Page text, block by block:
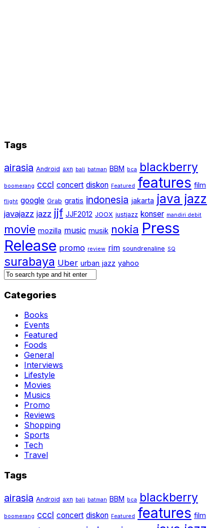
Tags
airasia Android axn bali batman BBM bca blackberry
boomerang cccl concert diskon Featured features film
flight google Grab gratis indonesia jakarta java jazz
javajazz jazz jjf JJF2012 JOOX justjazz konser mandiri debit
movie mozilla music musik nokia Press
Release promo review rim soundrenaline SQ
surabaya Uber urban jazz yahoo
Categories
Books
Events
Featured
Foods
General
Interviews
Lifestyle
Movies
Musics
Promo
Reviews
Shopping
Sports
Tech
Travel
Tags
airasia Android axn bali batman BBM bca blackberry
boomerang cccl concert diskon Featured features film